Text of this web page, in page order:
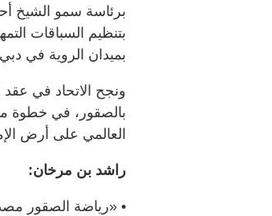
بتنظيم السباقات
بميدان الروية في
بالصقور، في خطوة
العالمي على أرض
راشد بن مرخان:
• «رياضة الصقور